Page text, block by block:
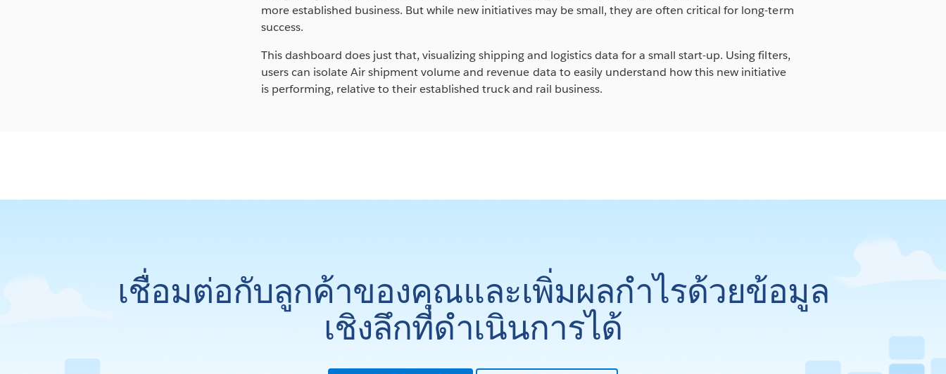
more established business. But while new initiatives may be small, they are often critical for long-term
success.
This dashboard does just that, visualizing shipping and logistics data for a small start-up. Using filters,
users can isolate Air shipment volume and revenue data to easily understand how this new initiative
is performing, relative to their established truck and rail business.
เชื่อมต่อกับลูกค้าของคุณและเพิ่มผลกำไรด้วยข้อมูล
เชิงลึกที่ดำเนินการได้